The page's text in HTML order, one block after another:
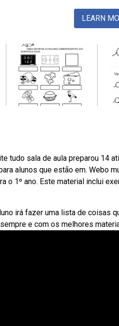
LEARN
tudo sala de aula preparou 14
alunos que estão em. Webo
o 1º ano. Este material inclui
irá fazer uma lista de coisas
e com os melhores